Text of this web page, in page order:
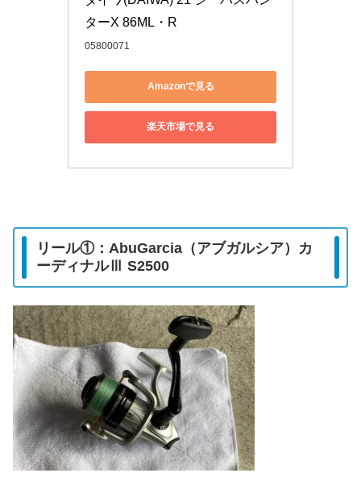
ターX 86ML・R
05800071
Amazonで見る
楽天市場で見る
リール①：AbuGarcia（アブガルシア）カ
ーディナルⅢ S2500